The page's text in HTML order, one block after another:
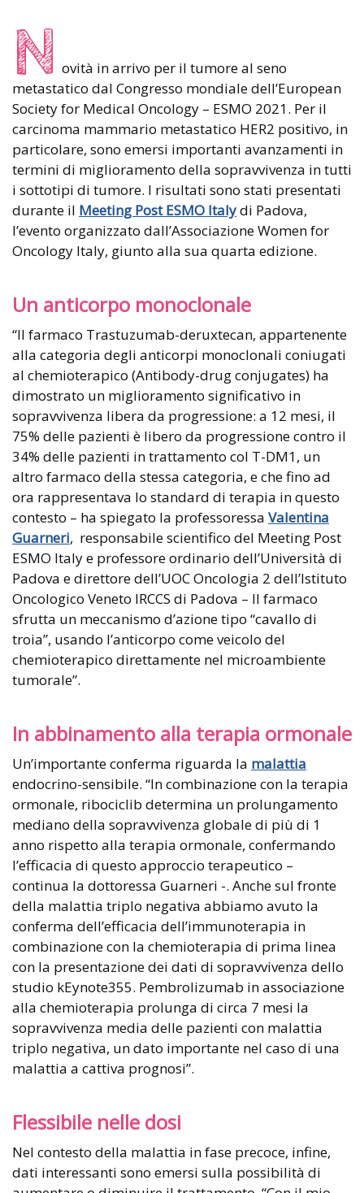
N ovità in arrivo per il tumore al seno
metastatico dal Congresso mondiale dell’European
Society for Medical Oncology – ESMO 2021. Per il
carcinoma mammario metastatico HER2 positivo, in
particolare, sono emersi importanti avanzamenti in
termini di miglioramento della sopravvivenza in tutti
i sottotipi di tumore. I risultati sono stati presentati
durante il Meeting Post ESMO Italydi Padova,
l’evento organizzato dall’Associazione Women for
Oncology Italy, giunto alla sua quarta edizione.
Un anticorpo monoclonale
“Il farmaco Trastuzumab-deruxtecan, appartenente
alla categoria degli anticorpi monoclonali coniugati
al chemioterapico (Antibody-drug conjugates) ha
dimostrato un miglioramento significativo in
sopravvivenza libera da progressione: a 12 mesi, il
75% delle pazienti è libero da progressione contro il
34% delle pazienti in trattamento col T-DM1, un
altro farmaco della stessa categoria, e che fino ad
ora rappresentava lo standard di terapia in questo
contesto – ha spiegato la professoressa Valentina
Guarneri, responsabile scientifico del Meeting Post
ESMO Italy e professore ordinario dell’Università di
Padova e direttore dell’UOC Oncologia 2 dell’Istituto
Oncologico Veneto IRCCS di Padova – Il farmaco
sfrutta un meccanismo d’azione tipo “cavallo di
troia”, usando l’anticorpo come veicolo del
chemioterapico direttamente nel microambiente
tumorale”.
In abbinamento alla terapia ormonale
Un’importante conferma riguarda la malattia
endocrino-sensibile. “In combinazione con la terapia
ormonale, ribociclib determina un prolungamento
mediano della sopravvivenza globale di più di 1
anno rispetto alla terapia ormonale, confermando
l’efficacia di questo approccio terapeutico –
continua la dottoressa Guarneri -. Anche sul fronte
della malattia triplo negativa abbiamo avuto la
conferma dell’efficacia dell’immunoterapia in
combinazione con la chemioterapia di prima linea
con la presentazione dei dati di sopravvivenza dello
studio kEynote355. Pembrolizumab in associazione
alla chemioterapia prolunga di circa 7 mesi la
sopravvivenza media delle pazienti con malattia
triplo negativa, un dato importante nel caso di una
malattia a cattiva prognosi”.
Flessibile nelle dosi
Nel contesto della malattia in fase precoce, infine,
dati interessanti sono emersi sulla possibilità di